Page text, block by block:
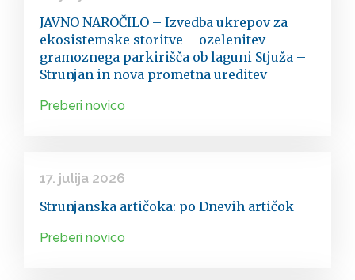
JAVNO NAROČILO – Izvedba ukrepov za
ekosistemske storitve – ozelenitev
gramoznega parkirišča ob laguni Stjuža –
Strunjan in nova prometna ureditev
Preberi novico
17. julija 2026
Strunjanska artičoka: po Dnevih artičok
Preberi novico